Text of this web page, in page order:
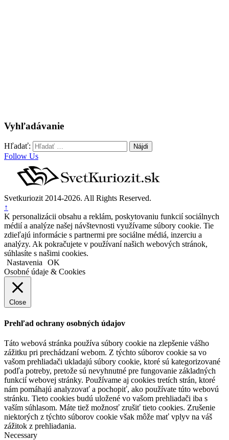
Vyhľadávanie
Hľadať:
Follow Us
Svetkuriozit 2014-2026. All Rights Reserved.
↑
K personalizácii obsahu a reklám, poskytovaniu funkcií sociálnych
médií a analýze našej návštevnosti využívame súbory cookie. Tie
zdieľajú informácie s partnermi pre sociálne médiá, inzerciu a
analýzy. Ak pokračujete v používaní našich webových stránok,
súhlasíte s našimi cookies.
Nastavenia
OK
Osobné údaje & Cookies
Close
Prehľad ochrany osobných údajov
Táto webová stránka používa súbory cookie na zlepšenie vášho
zážitku pri prechádzaní webom. Z týchto súborov cookie sa vo
vašom prehliadači ukladajú súbory cookie, ktoré sú kategorizované
podľa potreby, pretože sú nevyhnutné pre fungovanie základných
funkcií webovej stránky. Používame aj cookies tretích strán, ktoré
nám pomáhajú analyzovať a pochopiť, ako používate túto webovú
stránku. Tieto cookies budú uložené vo vašom prehliadači iba s
vaším súhlasom. Máte tiež možnosť zrušiť tieto cookies. Zrušenie
niektorých z týchto súborov cookie však môže mať vplyv na váš
zážitok z prehliadania.
Necessary